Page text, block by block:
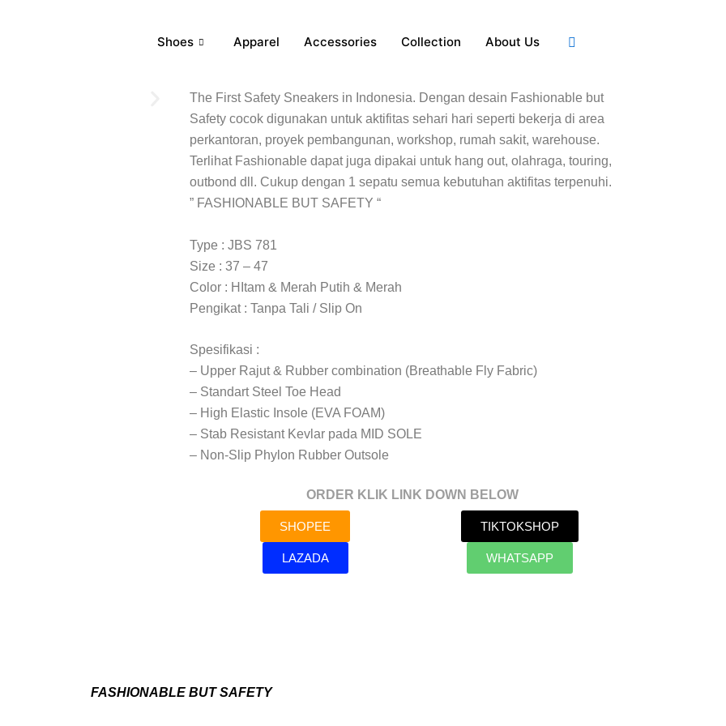
Shoes Apparel Accessories Collection About Us
The First Safety Sneakers in Indonesia. Dengan desain Fashionable but
Safety cocok digunakan untuk aktifitas sehari hari seperti bekerja di area
perkantoran, proyek pembangunan, workshop, rumah sakit, warehouse.
Terlihat Fashionable dapat juga dipakai untuk hang out, olahraga, touring,
outbond dll. Cukup dengan 1 sepatu semua kebutuhan aktifitas terpenuhi.
” FASHIONABLE BUT SAFETY “
Type : JBS 781
Size : 37 – 47
Color : HItam & Merah Putih & Merah
Pengikat : Tanpa Tali / Slip On
Spesifikasi :
– Upper Rajut & Rubber combination (Breathable Fly Fabric)
– Standart Steel Toe Head
– High Elastic Insole (EVA FOAM)
– Stab Resistant Kevlar pada MID SOLE
– Non-Slip Phylon Rubber Outsole
ORDER KLIK LINK DOWN BELOW
SHOPEE TIKTOKSHOP
LAZADA WHATSAPP
FASHIONABLE BUT SAFETY